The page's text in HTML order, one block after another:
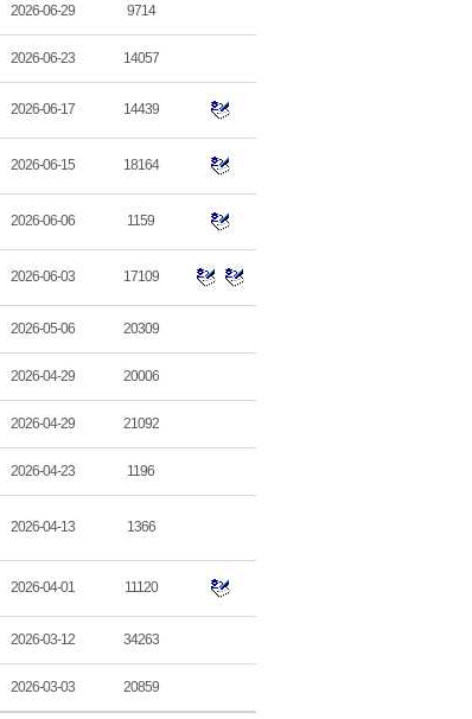
2026-06-29 9714
2026-06-23 14057
2026-06-17 14439
2026-06-15 18164
2026-06-06 1159
2026-06-03 17109
2026-05-06 20309
2026-04-29 20006
2026-04-29 21092
2026-04-23 1196
2026-04-13 1366
2026-04-01 11120
2026-03-12 34263
2026-03-03 20859